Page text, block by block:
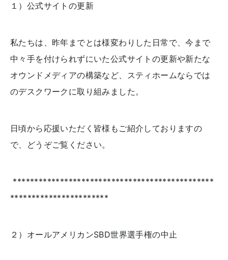
１）公式サイトの更新
私たちは、昨年までとは様変わりした日常で、今まで
中々手を付けられずにいた公式サイトの更新や新たな
オウンドメディアの構築など、スティホームならでは
のデスクワークに取り組みました。
日頃から応援いただく皆様もご紹介しておりますの
で、どうぞご覧ください。
***********************************************
***********************
２）オールアメリカンSBD世界選手権の中止